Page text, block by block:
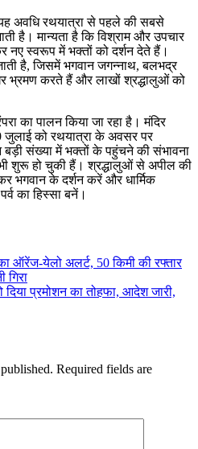
अवधि रथयात्रा से पहले की सबसे
है। मान्यता है कि विश्राम और उपचार
नए स्वरूप में भक्तों को दर्शन देते हैं।
है, जिसमें भगवान जगन्नाथ, बलभद्र
भ्रमण करते हैं और लाखों श्रद्धालुओं को
का पालन किया जा रहा है। मंदिर
को रथयात्रा के अवसर पर
बड़ी संख्या में भक्तों के पहुंचने की संभावना
भी शुरू हो चुकी हैं। श्रद्धालुओं से अपील की
भगवान के दर्शन करें और धार्मिक
का हिस्सा बनें।
का ऑरेंज-येलो अलर्ट, 50 किमी की रफ्तार
दिया प्रमोशन का तोहफा, आदेश जारी,
Required fields are